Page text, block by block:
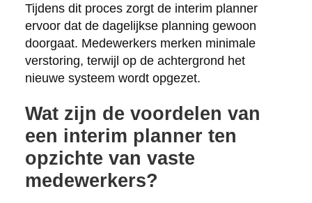
Tijdens dit proces zorgt de interim planner
ervoor dat de dagelijkse planning gewoon
doorgaat. Medewerkers merken minimale
verstoring, terwijl op de achtergrond het
nieuwe systeem wordt opgezet.
Wat zijn de voordelen van
een interim planner ten
opzichte van vaste
medewerkers?